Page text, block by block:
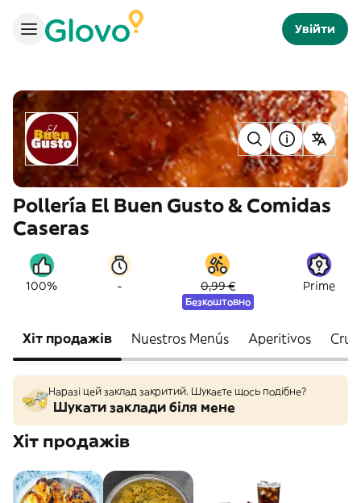
Увійти
Pollería El Buen Gusto & Comidas
Caseras
100% - 0,99 €
Безкоштовно
Prime
Хіт продажів Nuestros Menús Aperitivos
Наразі цей заклад закритий. Шукаєте щось подібне?
Шукати заклади біля мене
Хіт продажів